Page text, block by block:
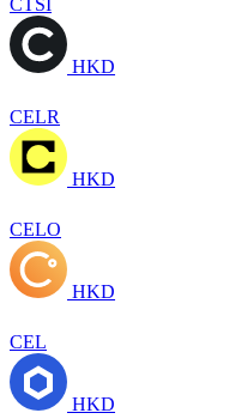
HKD
CELR
HKD
CELO
HKD
CEL
HKD